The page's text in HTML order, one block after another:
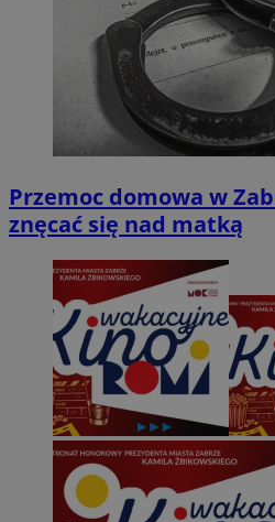
Przemoc domowa w
znęcać się nad matką